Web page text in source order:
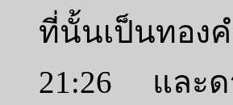
ที่นั้นเป็นทอง
21:26 และด